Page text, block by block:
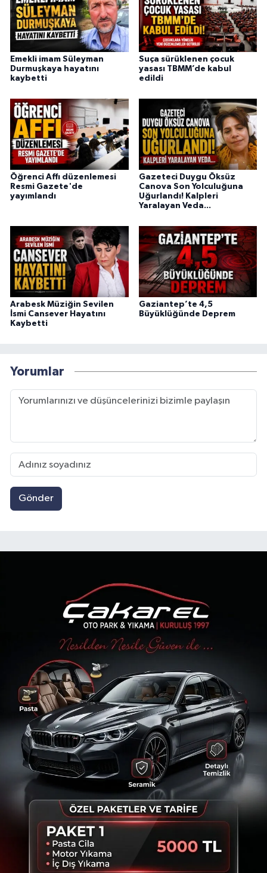
Emekli imam Süleyman
Durmuşkaya hayatını
kaybetti
Suça sürüklenen çocuk
yasası TBMM’de kabul
edildi
Öğrenci Affı düzenlemesi
Resmi Gazete'de
yayımlandı
Gazeteci Duygu Öksüz
Canova Son Yolculuğuna
Uğurlandı! Kalpleri
Yaralayan Veda...
Arabesk Müziğin Sevilen
İsmi Cansever Hayatını
Kaybetti
Gaziantep’te 4,5
Büyüklüğünde Deprem
Yorumlar
Gönder